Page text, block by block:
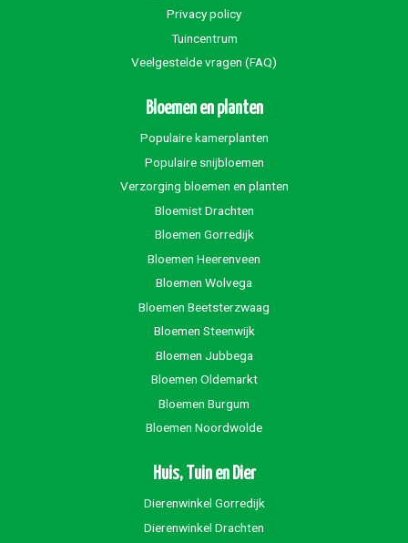
Privacy policy
Tuincentrum
Veelgestelde vragen (FAQ)
Bloemen en planten
Populaire kamerplanten
Populaire snijbloemen
Verzorging bloemen en planten
Bloemist Drachten
Bloemen Gorredijk
Bloemen Heerenveen
Bloemen Wolvega
Bloemen Beetsterzwaag
Bloemen Steenwijk
Bloemen Jubbega
Bloemen Oldemarkt
Bloemen Burgum
Bloemen Noordwolde
Huis, Tuin en Dier
Dierenwinkel Gorredijk
Dierenwinkel Drachten